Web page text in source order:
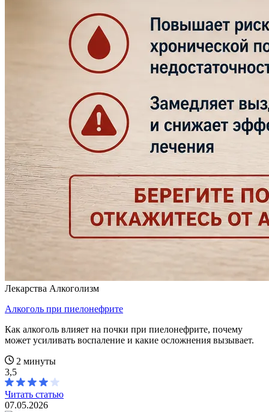
Лекарства Алкоголизм
Алкоголь при пиелонефрите
Как алкоголь влияет на почки при пиелонефрите, почему
может усиливать воспаление и какие осложнения вызывает.
2 минуты
3,5
Читать статью
07.05.2026